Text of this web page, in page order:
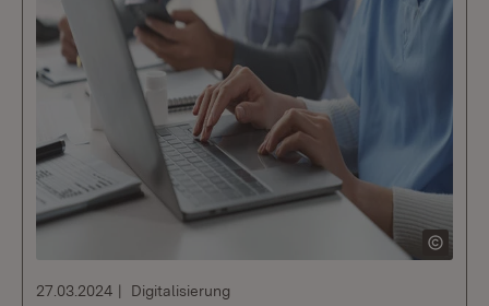
27.03.2024 Digitalisierung